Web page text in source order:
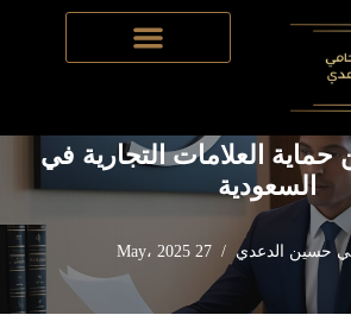
في السعودية-ماذا تعرف عن حماية
التجارية في السعودية
العلامات التجارية في
السعودية
حسين الدعدي 27 May، 2025